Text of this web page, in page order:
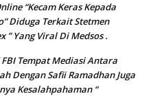
“Kecam Keras Kepada
Diduga Terkait Stetmen
” Yang Viral Di Medsos .
Tempat Mediasi Antara
Dengan Safii Ramadhan Juga
Kesalahpahaman “